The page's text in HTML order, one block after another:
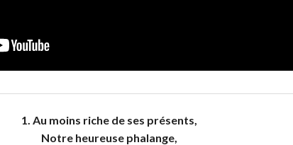
1. Au moins riche de ses présents,
Notre heureuse phalange,